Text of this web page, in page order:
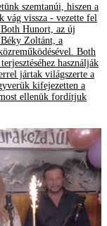
szemtanúi, hiszen a
vág vissza - vezette fel
Hunort, az új
Zoltánt, a
Both
használják
jártak világszerte a
kifejezetten a
ellenük fordítjuk